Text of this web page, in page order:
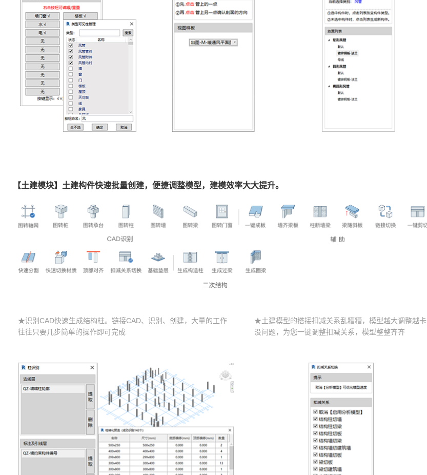
【土建模块】土建构件快速批量创建，便捷调整模型，建模效率大大提升。
★识别CAD快速生成结构柱。链接CAD、识别、创建，大量的工作
往往只要几步简单的操作即可完成
★土建模型的搭接扣减关系乱糟糟，模型越大调整越卡
没问题，为您一键调整扣减关系，模型整整齐齐